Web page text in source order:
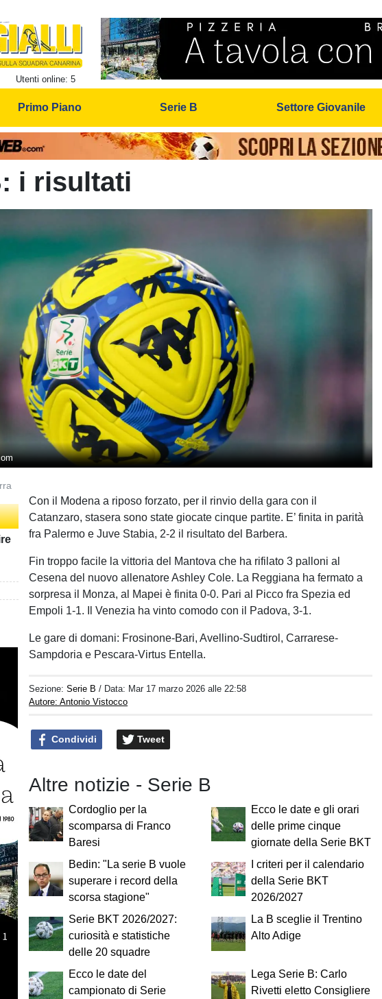
Utenti online: 5
Primo Piano Serie B Settore Giovanile
i risultati
Con il Modena a riposo forzato, per il rinvio della gara con il
Catanzaro, stasera sono state giocate cinque partite. E’ finita in parità
fra Palermo e Juve Stabia, 2-2 il risultato del Barbera.
Fin troppo facile la vittoria del Mantova che ha rifilato 3 palloni al
Cesena del nuovo allenatore Ashley Cole. La Reggiana ha fermato a
sorpresa il Monza, al Mapei è finita 0-0. Pari al Picco fra Spezia ed
Empoli 1-1. Il Venezia ha vinto comodo con il Padova, 3-1.
Le gare di domani: Frosinone-Bari, Avellino-Sudtirol, Carrarese-
Sampdoria e Pescara-Virtus Entella.
Sezione:Serie B / Data: Mar 17 marzo 2026 alle 22:58
Autore: Antonio Vistocco
Condividi Tweet
Altre notizie - Serie B
Cordoglio per la
scomparsa di Franco
Baresi
Ecco le date e gli orari
delle prime cinque
giornate della Serie BKT
Bedin: "La serie B vuole
superare i record della
scorsa stagione"
I criteri per il calendario
della Serie BKT
2026/2027
Serie BKT 2026/2027:
curiosità e statistiche
delle 20 squadre
La B sceglie il Trentino
Alto Adige
Ecco le date del
campionato di Serie
Lega Serie B: Carlo
Rivetti eletto Consigliere